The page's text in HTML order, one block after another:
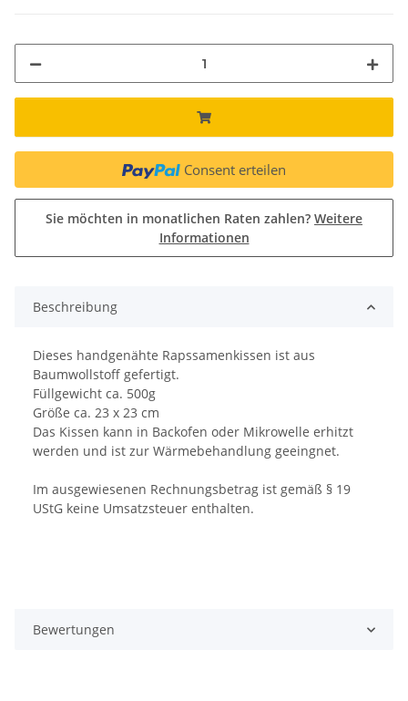
Consent erteilen
Sie möchten in monatlichen Raten zahlen? Weitere
Informationen
Beschreibung
Dieses handgenähte Rapssamenkissen ist aus
Baumwollstoff gefertigt.
Füllgewicht ca. 500g
Größe ca. 23 x 23 cm
Das Kissen kann in Backofen oder Mikrowelle erhitzt
werden und ist zur Wärmebehandlung geeingnet.
Im ausgewiesenen Rechnungsbetrag ist gemäß § 19
UStG keine Umsatzsteuer enthalten.
Bewertungen